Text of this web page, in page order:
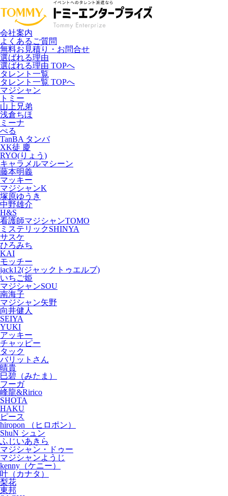
会社案内
よくあるご質問
無料お見積り・お問合せ
選ばれる理由
選ばれる理由 TOPへ
タレント一覧
タレント一覧 TOPへ
マジシャン
トミー
山上兄弟
浅倉ちほ
ミーナ
ぺる
TanBA タンバ
XK徒 慶
RYO(りょう)
キャラメルマシーン
藤本明義
マッキー
マジシャンK
塚原ゆうき
中野雄介
H&S
看護師マジシャンTOMO
ミステリックSHINYA
サスケ
ひろみち
KAI
モッチー
jack12(ジャックトゥエルブ)
いちご姫
マジシャンSOU
南海子
マジシャン矢野
向井健人
SEIYA
YUKI
アッキー
チャッピー
タック
バリットさん
晴貴
巳碧（みたま）
フーガ
峰龍&Ririco
SHOTA
HAKU
ピース
hiropon （ヒロポン）
ShuN シュン
ふじいあきら
マジシャン・ドゥー
マジシャンようじ
kenny（ケニー）
叶（カナタ）
梨花
東邦